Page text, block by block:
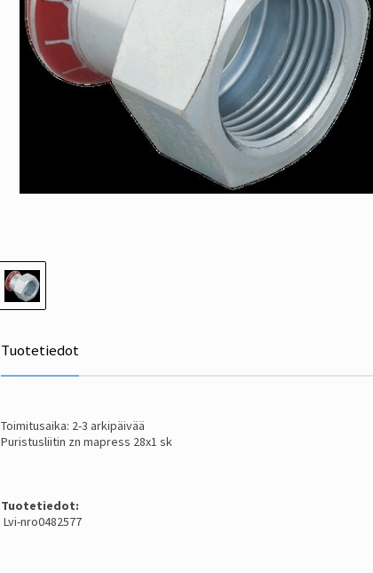
Tuotetiedot
Toimitusaika: 2-3 arkipäivää
Puristusliitin zn mapress 28x1 sk
Tuotetiedot:
Lvi-nro0482577